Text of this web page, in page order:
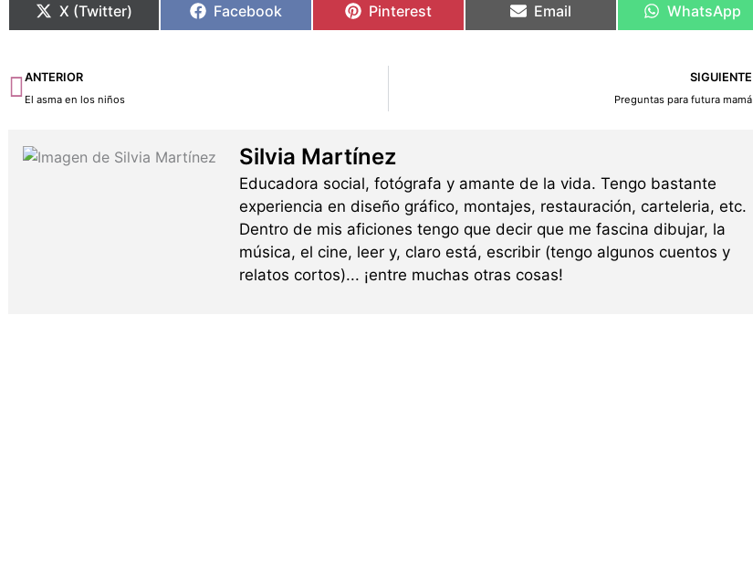
X (Twitter) Facebook Pinterest Email WhatsApp
Ant
ANTERIOR
El asma en los niños
SIGUIENTE
Preguntas para futura mamá
Silvia Martínez
Educadora social, fotógrafa y amante de la vida. Tengo bastante
experiencia en diseño gráfico, montajes, restauración, carteleria, etc.
Dentro de mis aficiones tengo que decir que me fascina dibujar, la
música, el cine, leer y, claro está, escribir (tengo algunos cuentos y
relatos cortos)... ¡entre muchas otras cosas!